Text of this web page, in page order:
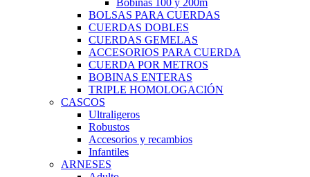
Bobinas 100 y 200m
BOLSAS PARA CUERDAS
CUERDAS DOBLES
CUERDAS GEMELAS
ACCESORIOS PARA CUERDA
CUERDA POR METROS
BOBINAS ENTERAS
TRIPLE HOMOLOGACIÓN
CASCOS
Ultraligeros
Robustos
Accesorios y recambios
Infantiles
ARNESES